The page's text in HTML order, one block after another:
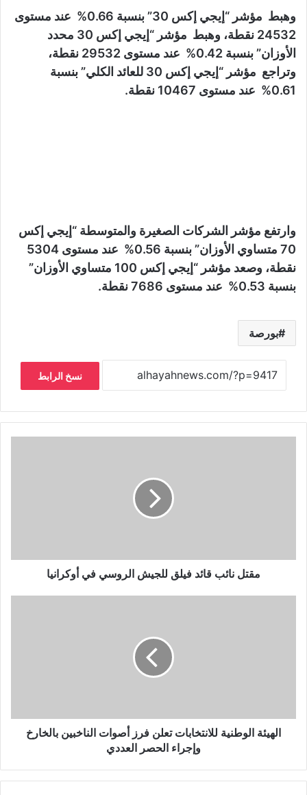
وهبط مؤشر “إيجي إكس 30” بنسبة 0.66% عند مستوى
24532 نقطة، وهبط مؤشر “إيجي إكس 30 محدد
الأوزان” بنسبة 0.42% عند مستوى 29532 نقطة،
وتراجع مؤشر “إيجي إكس 30 للعائد الكلي” بنسبة
0.61% عند مستوى 10467 نقطة.
وارتفع مؤشر الشركات الصغيرة والمتوسطة “إيجي إكس
70 متساوي الأوزان” بنسبة 0.56% عند مستوى 5304
نقطة، وصعد مؤشر “إيجي إكس 100 متساوي الأوزان”
بنسبة 0.53% عند مستوى 7686 نقطة.
بورصة
نسخ الرابط
مقتل نائب قائد فيلق للجيش الروسي في أوكرانيا
الهيئة الوطنية للانتخابات تعلن فرز أصوات الناخبين بالخارخ
وإجراء الحصر العددي